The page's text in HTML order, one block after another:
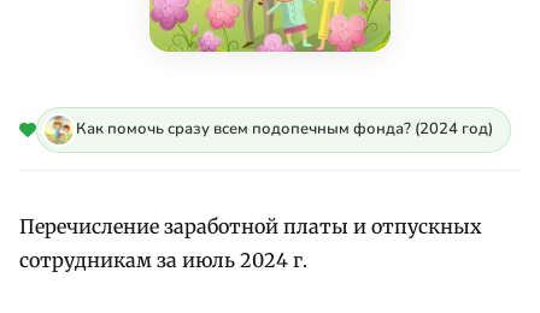
Как помочь сразу всем подопечным фонда? (2024 год)
Перечисление заработной платы и отпускных
сотрудникам за июль 2024 г.